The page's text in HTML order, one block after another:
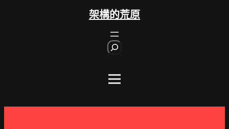
架構的荒原